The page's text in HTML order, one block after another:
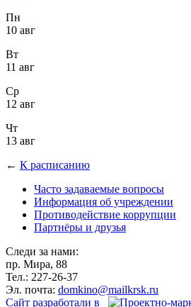
Пн
10 авг
Вт
11 авг
Ср
12 авг
Чт
13 авг
← К расписанию
Часто задаваемые вопросы
Информация об учреждении
Противодействие коррупции
Партнёры и друзья
Следи за нами:
пр. Мира, 88
Тел.: 227-26-37
Эл. почта: domkino@mailkrsk.ru
Сайт разработали в